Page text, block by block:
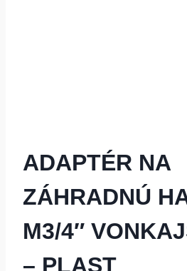
ADAPTÉR NA
ZÁHRADNÚ
M3/4″
– PLAST